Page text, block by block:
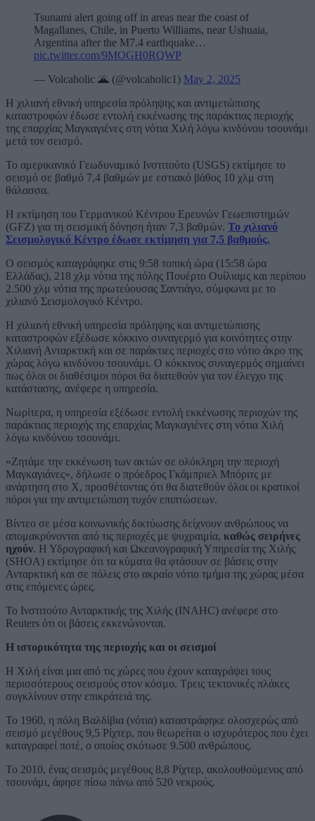
Tsunami alert going off in areas near the coast of
Magallanes, Chile, in Puerto Williams, near Ushuaia,
Argentina after the M7.4 earthquake…
pic.twitter.com/9MOGH0RQWP
— Volcaholic 🌋 (@volcaholic1) May 2, 2025
Η χιλιανή εθνική υπηρεσία πρόληψης και αντιμετώπισης
καταστροφών έδωσε εντολή εκκένωσης της παράκτιας περιοχής
της επαρχίας Μαγκαγιένες στη νότια Χιλή λόγω κινδύνου τσουνάμι
μετά τον σεισμό.
Το αμερικανικό Γεωδυναμικό Ινστιτούτο (USGS) εκτίμησε το
σεισμό σε βαθμό 7,4 βαθμών με εστιακό βάθος 10 χλμ στη
θάλασσα.
Η εκτίμηση του Γερμανικού Κέντρου Ερευνών Γεωεπιστημών
(GFZ) για τη σεισμική δόνηση ήταν 7,3 βαθμών. Το χιλιανό
Σεισμολογικό Κέντρο έδωσε εκτίμηση για 7,5 βαθμούς.
Ο σεισμός καταγράφηκε στις 9:58 τοπική ώρα (15:58 ώρα
Ελλάδας), 218 χλμ νότια της πόλης Πουέρτο Ουίλιαμς και περίπου
2.500 χλμ νότια της πρωτεύουσας Σαντιάγο, σύμφωνα με το
χιλιανό Σεισμολογικό Κέντρο.
Η χιλιανή εθνική υπηρεσία πρόληψης και αντιμετώπισης
καταστροφών εξέδωσε κόκκινο συναγερμό για κοινότητες στην
Χιλιανή Ανταρκτική και σε παράκτιες περιοχές στο νότιο άκρο της
χώρας λόγω κινδύνου τσουνάμι. Ο κόκκινος συναγερμός σημαίνει
πως όλοι οι διαθέσιμοι πόροι θα διατεθούν για τον έλεγχο της
κατάστασης, ανέφερε η υπηρεσία.
Νωρίτερα, η υπηρεσία εξέδωσε εντολή εκκένωσης περιοχών της
παράκτιας περιοχής της επαρχίας Μαγκαγιένες στη νότια Χιλή
λόγω κινδύνου τσουνάμι.
«Ζητάμε την εκκένωση των ακτών σε ολόκληρη την περιοχή
Μαγκαγιάνες», δήλωσε ο πρόεδρος Γκάμπριελ Μπόριτς με
ανάρτηση στο X, προσθέτοντας ότι θα διατεθούν όλοι οι κρατικοί
πόροι για την αντιμετώπιση τυχόν επιπτώσεων.
Βίντεο σε μέσα κοινωνικής δικτύωσης δείχνουν ανθρώπους να
απομακρύνονται από τις περιοχές με ψυχραιμία, καθώς σειρήνες
ηχούν. Η Υδρογραφική και Ωκεανογραφική Υπηρεσία της Χιλής
(SHOA) εκτίμησε ότι τα κύματα θα φτάσουν σε βάσεις στην
Ανταρκτική και σε πόλεις στο ακραίο νότιο τμήμα της χώρας μέσα
στις επόμενες ώρες.
Το Ινστιτούτο Ανταρκτικής της Χιλής (INAHC) ανέφερε στο
Reuters ότι οι βάσεις εκκενώνονται.
Η ιστορικότητα της περιοχής και οι σεισμοί
Η Χιλή είναι μια από τις χώρες που έχουν καταγράψει τους
περισσότερους σεισμούς στον κόσμο. Τρεις τεκτονικές πλάκες
συγκλίνουν στην επικράτειά της.
Το 1960, η πόλη Βαλδίβια (νότια) καταστράφηκε ολοσχερώς από
σεισμό μεγέθους 9,5 Ρίχτερ, που θεωρείται ο ισχυρότερος που έχει
καταγραφεί ποτέ, ο οποίος σκότωσε 9.500 ανθρώπους.
Το 2010, ένας σεισμός μεγέθους 8,8 Ρίχτερ, ακολουθούμενος από
τσουνάμι, άφησε πίσω πάνω από 520 νεκρούς.